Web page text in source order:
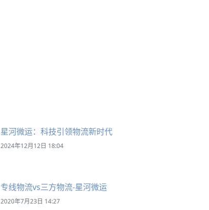
星河微运：科技引领物流新时代
2024年12月12日 18:04
专线物流vs三方物流-星河微运
2020年7月23日 14:27